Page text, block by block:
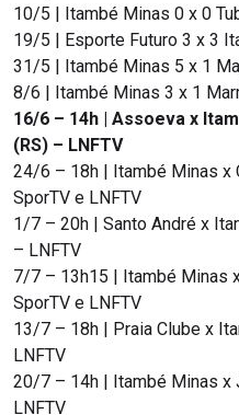
10/5 | Itambé Minas 0 x 0
19/5 | Esporte Futuro 3 x 3
31/5 | Itambé Minas 5 x 1
8/6 | Itambé Minas 3 x 1
16/6 – 14h | Assoeva x
(RS) – LNFTV
24/6 – 18h | Itambé Minas x
SporTV e LNFTV
1/7 – 20h | Santo André x
– LNFTV
7/7 – 13h15 | Itambé Minas
SporTV e LNFTV
13/7 – 18h | Praia Clube x
LNFTV
20/7 – 14h | Itambé Minas x
LNFTV